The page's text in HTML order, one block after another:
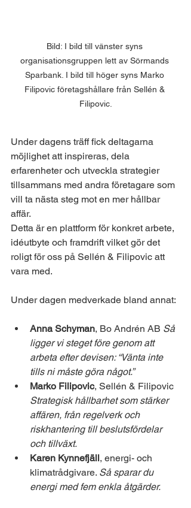
Bild: I bild till vänster syns
organisationsgruppen lett av Sörmands
Sparbank. I bild till höger syns Marko
Filipovic företagshållare från Sellén &
Filipovic.
Under dagens träff fick deltagarna
möjlighet att inspireras, dela
erfarenheter och utveckla strategier
tillsammans med andra företagare som
vill ta nästa steg mot en mer hållbar
affär.
Detta är en plattform för konkret arbete,
idéutbyte och framdrift vilket gör det
roligt för oss på Sellén & Filipovic att
vara med.
Under dagen medverkade bland annat:
Anna Schyman, Bo Andrén AB Så
ligger vi steget före genom att
arbeta efter devisen: “Vänta inte
tills ni måste göra något.”
Marko Filipovic, Sellén & Filipovic
Strategisk hållbarhet som stärker
affären, från regelverk och
riskhantering till beslutsfördelar
och tillväxt.
Karen Kynnefjäll, energi- och
klimatrådgivare. Så sparar du
energi med fem enkla åtgärder.